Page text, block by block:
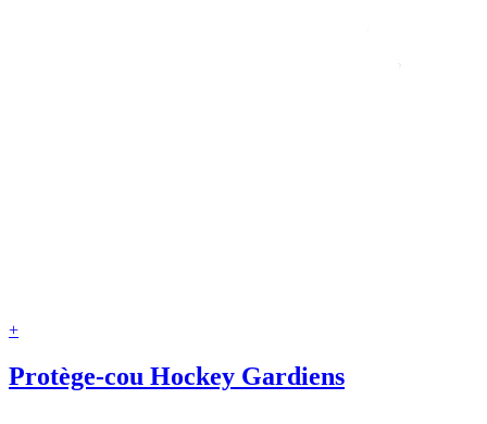
+
Protège-cou Hockey Gardiens